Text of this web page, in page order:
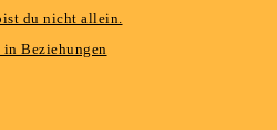
du nicht allein.
Beziehungen